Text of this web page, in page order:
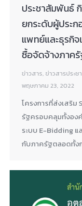
ประชาสัมพันธ์
ยกระดับผู้ประ
แพทย์และธุรกิจ
ซื้อจัดจ้างภาค
ข่าวสาร, ข่าวสารประ
พฤษภาคม 23, 2022
โครงการที่ส่งเสริม
รัฐครอบคลุมทั้งอง
ระบบ E-Bidding แ
กับภาครัฐตลอดทั้ง